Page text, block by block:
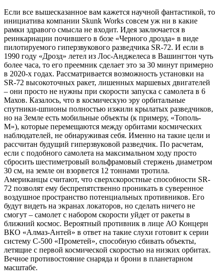
Если все вышесказанное вам кажется научной фантастикой, то
инициатива компании Skunk Works совсем уж ни в какие
рамки здравого смысла не входит. Идея заключается в
реинкарнации почившего в бозе «Черного дрозда» в виде
пилотируемого гиперзвукового разведчика SR-72. И если в
1990 году «Дрозд» летел из Лос-Анджелеса в Вашингтон чуть
более часа, то его преемник сделает это за 30 минут примерно
в 2020-х годах. Рассматривается возможность установки на
SR-72 высокоточных ракет, лишенных маршевых двигателей
– они просто не нужны при скорости запуска с самолета в 6
Махов. Казалось, что в космическую эру орбитальные
спутники-шпионы полностью изжили крылатых разведчиков,
но на Земле есть мобильные объекты (к примеру, «Тополь-
М»), которые перемещаются между орбитами космических
наблюдателей, не обнаруживая себя. Именно на такие цели и
рассчитан будущий гиперзвуковой разведчик. По расчетам,
если с подобного самолета на максимальном ходу просто
сбросить шестиметровый вольфрамовый стержень диаметром
30 см, на земле он взорвется 12 тоннами тротила.
Американцы считают, что сверхскоростные способности SR-
72 позволят ему беспрепятственно проникать в суверенное
воздушное пространство потенциальных противников. Его
будут видеть на экранах локаторов, но сделать ничего не
смогут – самолет с набором скорости уйдет от ракеты в
ближний космос. Вероятный противник в лице АО Концерн
ВКО «Алмаз-Антей» в ответ на такие слухи готовит к серии
систему С-500 «Прометей», способную сбивать объекты,
летящие с первой космической скоростью на низких орбитах.
Вечное противостояние снаряда и брони в планетарном
масштабе.